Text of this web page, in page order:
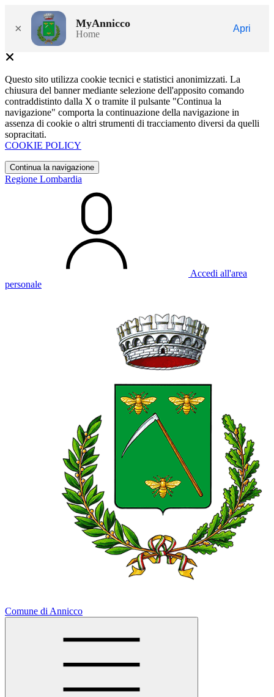
× MyAnnicco
Home
Apri
Questo sito utilizza cookie tecnici e statistici anonimizzati. La
chiusura del banner mediante selezione dell'apposito comando
contraddistinto dalla X o tramite il pulsante "Continua la
navigazione" comporta la continuazione della navigazione in
assenza di cookie o altri strumenti di tracciamento diversi da quelli
sopracitati.
COOKIE POLICY
Continua la navigazione
Regione Lombardia
Accedi all'area
personale
Comune di Annicco